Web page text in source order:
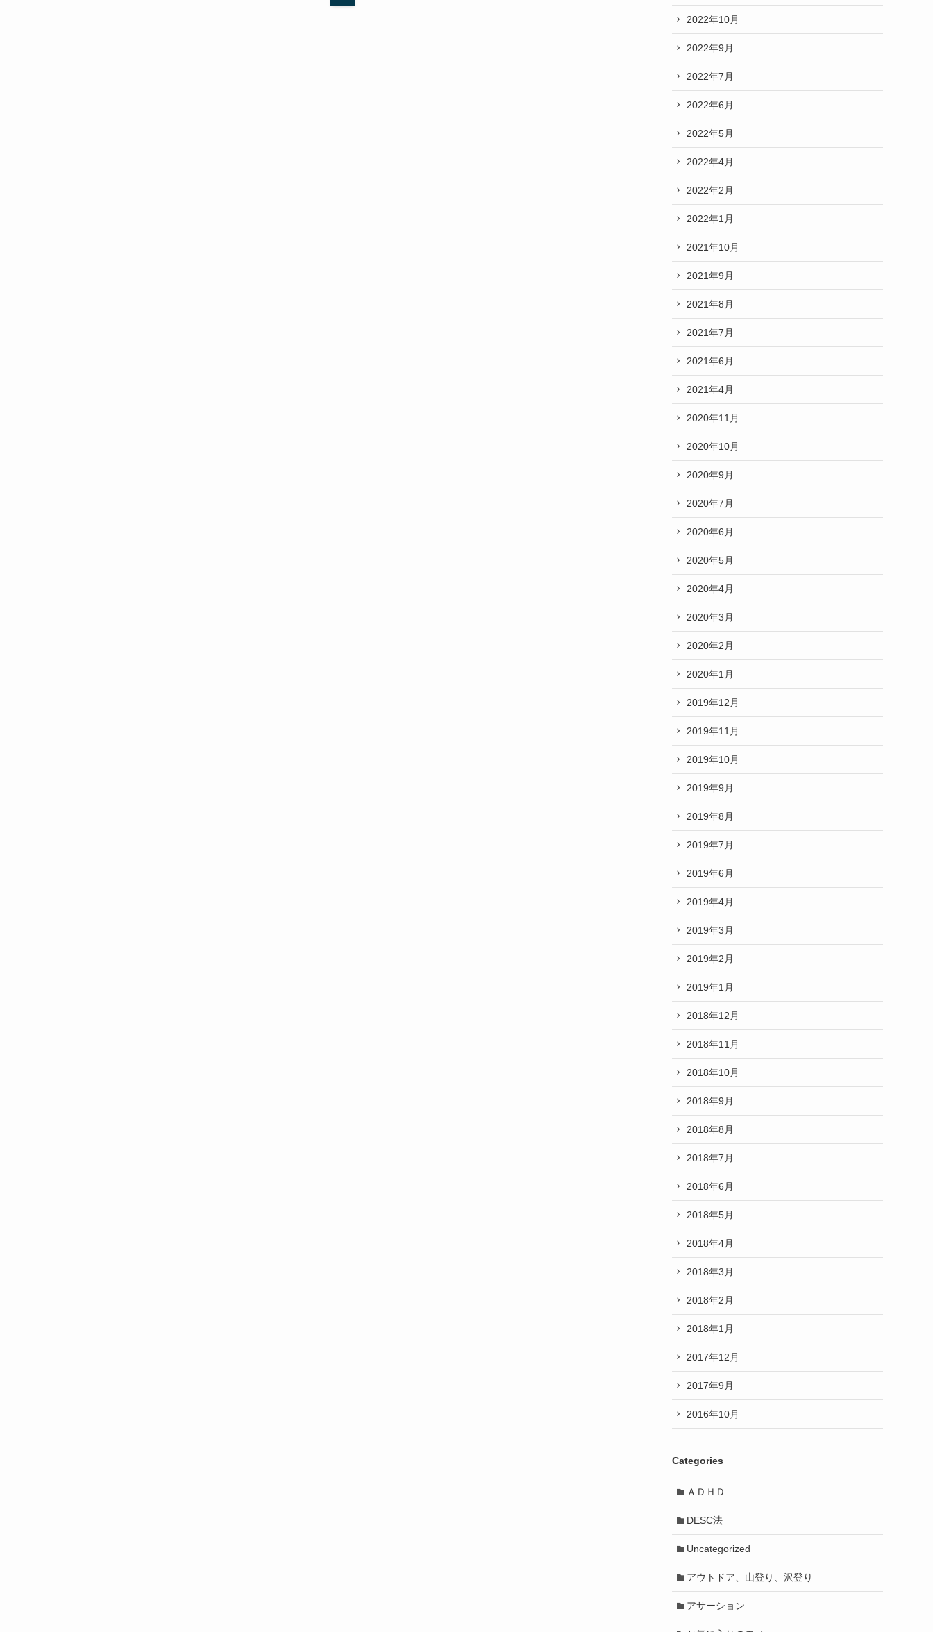
2022年10月
2022年9月
2022年7月
2022年6月
2022年5月
2022年4月
2022年2月
2022年1月
2021年10月
2021年9月
2021年8月
2021年7月
2021年6月
2021年4月
2020年11月
2020年10月
2020年9月
2020年7月
2020年6月
2020年5月
2020年4月
2020年3月
2020年2月
2020年1月
2019年12月
2019年11月
2019年10月
2019年9月
2019年8月
2019年7月
2019年6月
2019年4月
2019年3月
2019年2月
2019年1月
2018年12月
2018年11月
2018年10月
2018年9月
2018年8月
2018年7月
2018年6月
2018年5月
2018年4月
2018年3月
2018年2月
2018年1月
2017年12月
2017年9月
2016年10月
Categories
ＡＤＨＤ
DESC法
Uncategorized
アウトドア、山登り、沢登り
アサーション